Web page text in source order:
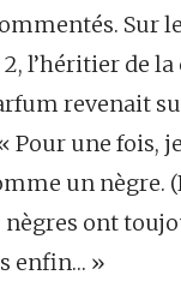
Sur
2, l’héritier de la
revenait
Pour une fois,
un nègre.
nègres ont
enfin… »